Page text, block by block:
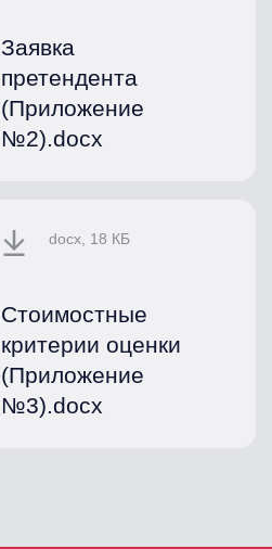
Заявка
претендента
(Приложение
№2).docx
docx, 18 КБ
Стоимостные
критерии оценки
(Приложение
№3).docx